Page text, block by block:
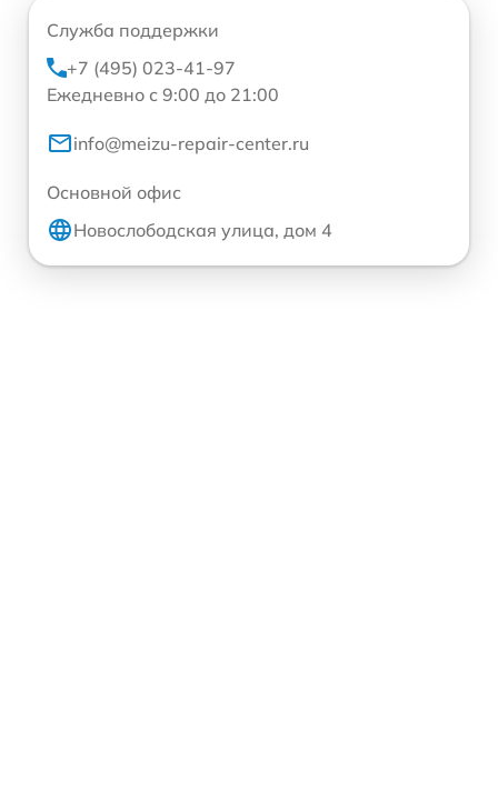
Служба поддержки
+7 (495) 023-41-97
Ежедневно с 9:00 до 21:00
info@meizu-repair-center.ru
Основной офис
Новослободская улица, дом 4